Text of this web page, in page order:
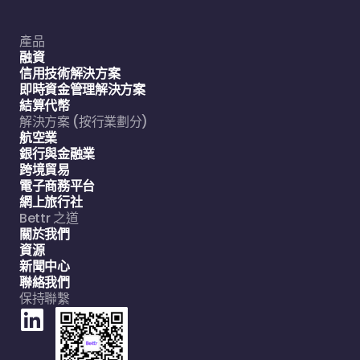
產品
融資
信用技術解決方案
即時資金管理解決方案
結算代幣
解決方案 (按行業劃分)
航空業
銀行與金融業
跨境貿易
電子商務平台
網上旅行社
Bettr 之道
關於我們
資源
新聞中心
聯絡我們
保持聯繫